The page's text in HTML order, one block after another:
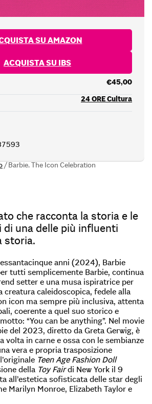
SU AMAZON
ACQUISTA SU IBS
€45,00
24 ORE Cultura
/Barbie. The Icon Celebration
che racconta la storia e le
una delle più influenti
storia.
anni (2024), Barbie
tutti semplicemente Barbie, continua
setter e una musa ispiratrice per
creatura caleidoscopica, fedele alla
icon ma sempre più inclusiva, attenta
coerente a quel suo storico e
“You can be anything”. Nel movie
del 2023, diretto da Greta Gerwig, è
volta in carne e ossa con le sembianze
vera e propria trasposizione
Teen Age Fashion Doll
della Toy Fairdi New York il 9
all’estetica sofisticata delle star degli
Marilyn Monroe, Elizabeth Taylor e